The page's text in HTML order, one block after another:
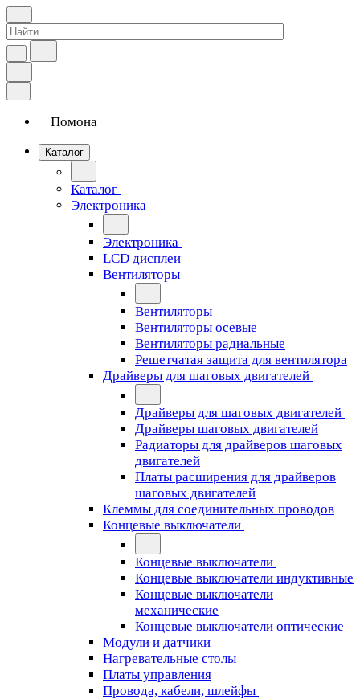
Помона
Каталог
Каталог
Электроника
Электроника
LCD дисплеи
Вентиляторы
Вентиляторы
Вентиляторы осевые
Вентиляторы радиальные
Решетчатая защита для вентилятора
Драйверы для шаговых двигателей
Драйверы для шаговых двигателей
Драйверы шаговых двигателей
Радиаторы для драйверов шаговых
двигателей
Платы расширения для драйверов
шаговых двигателей
Клеммы для соединительных проводов
Концевые выключатели
Концевые выключатели
Концевые выключатели индуктивные
Концевые выключатели
механические
Концевые выключатели оптические
Модули и датчики
Нагревательные столы
Платы управления
Провода, кабели, шлейфы